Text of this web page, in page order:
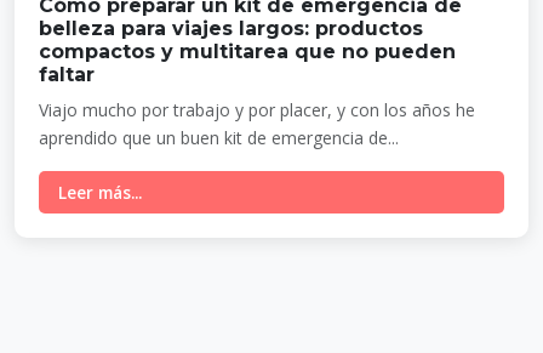
Cómo preparar un kit de emergencia de
belleza para viajes largos: productos
compactos y multitarea que no pueden
faltar
Viajo mucho por trabajo y por placer, y con los años he
aprendido que un buen kit de emergencia de...
Leer más...